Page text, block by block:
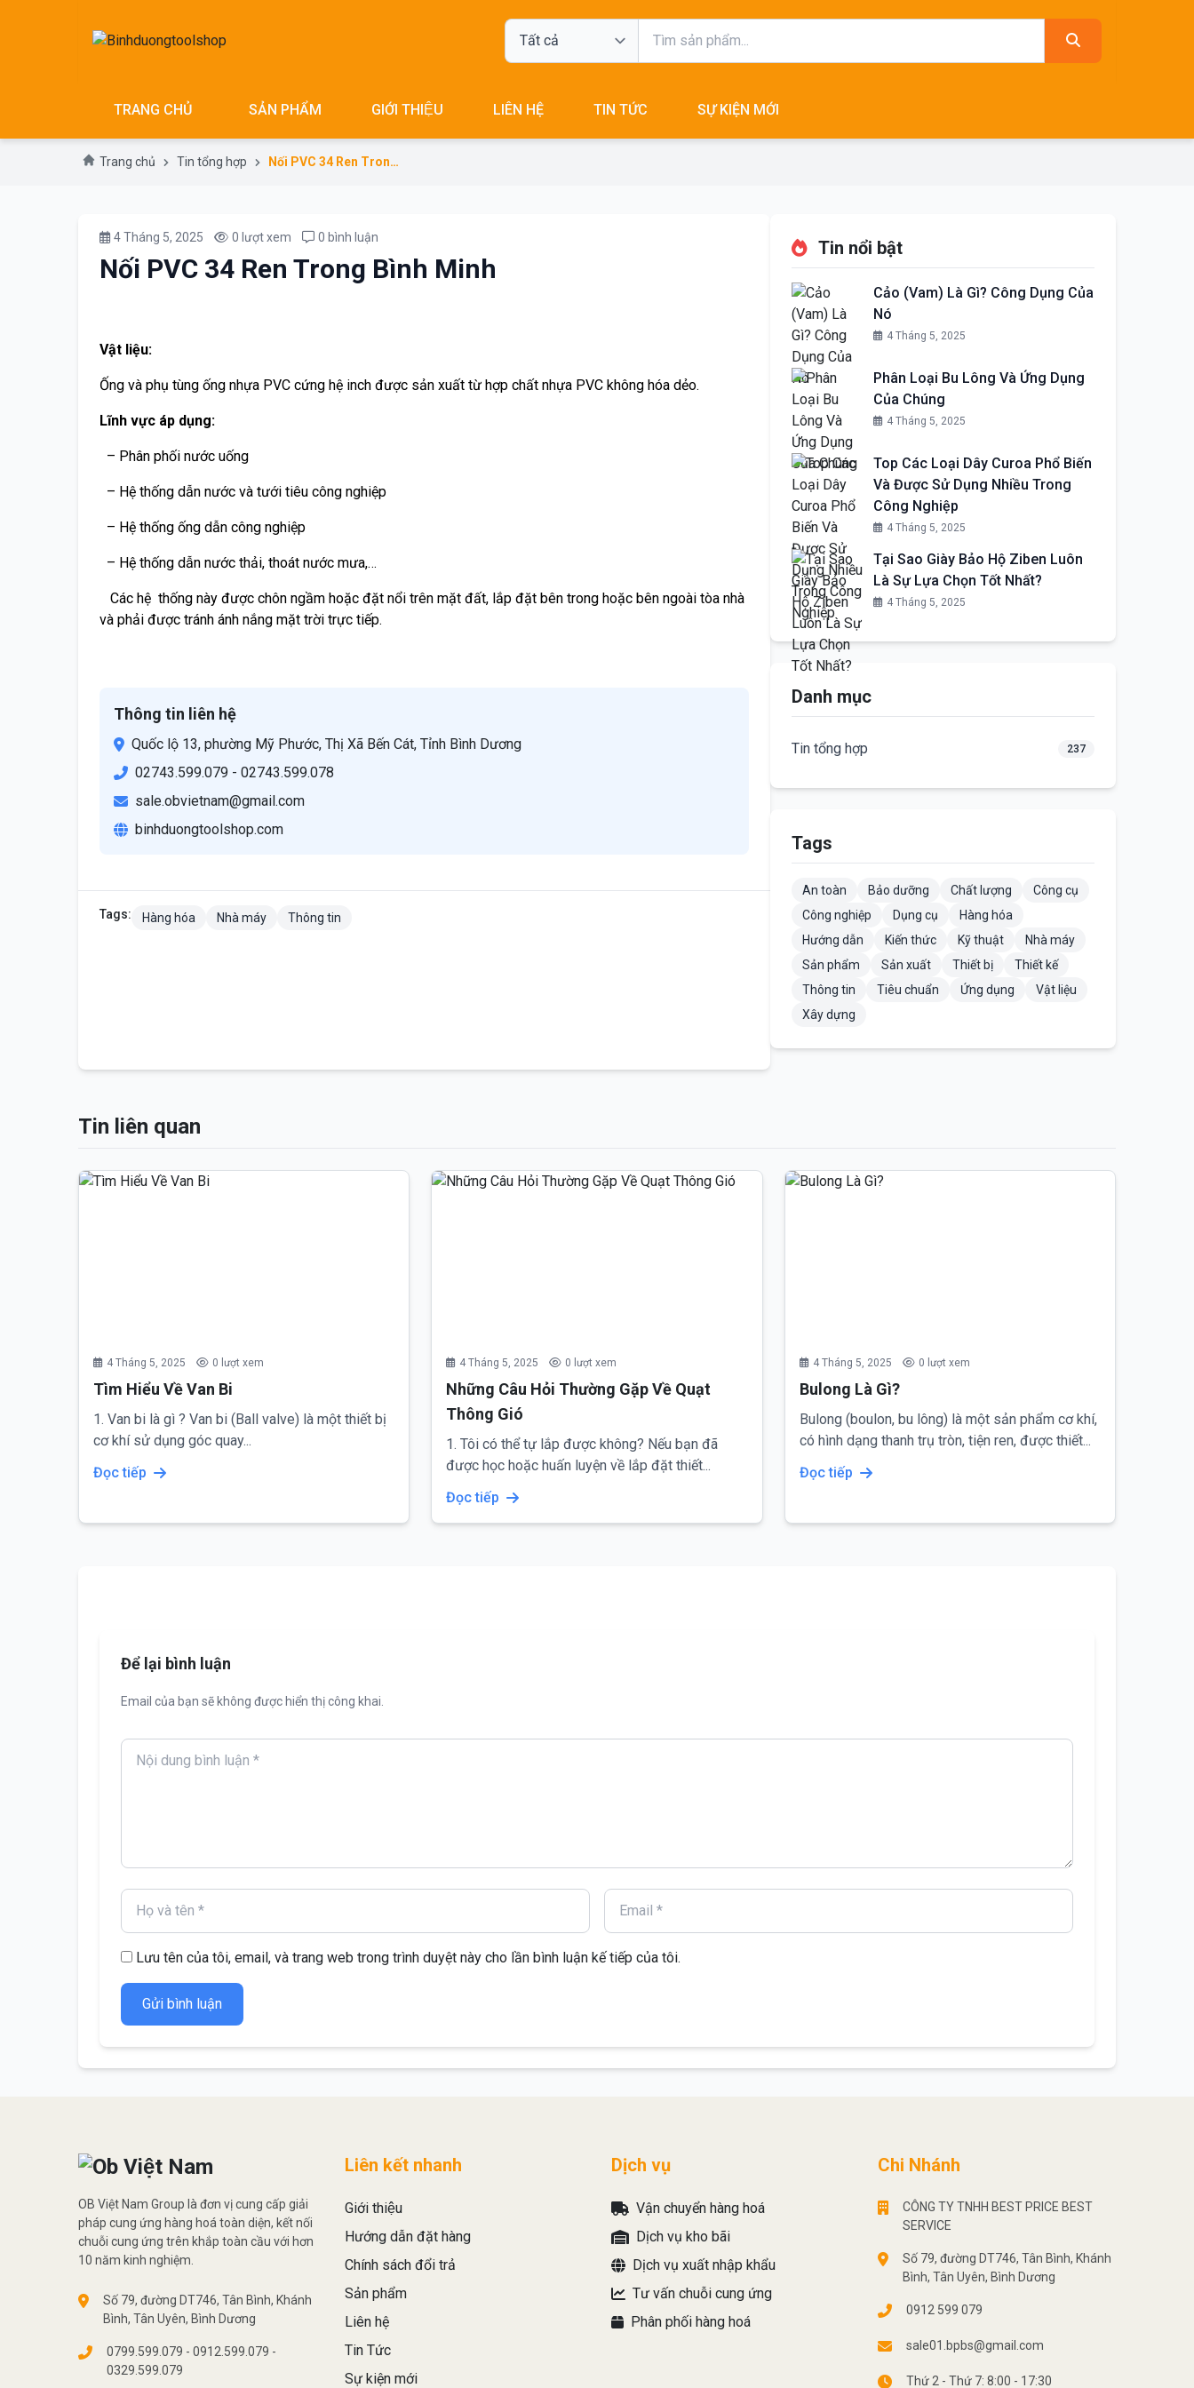
TRANG CHỦ SẢN PHẨM GIỚI THIỆU LIÊN HỆ TIN TỨC SỰ KIỆN MỚI
Trang chủ Tin tổng hợp Nối PVC 34 Ren Trong Bình Minh
4 Tháng 5, 2025 0 lượt xem 0 bình luận
Nối PVC 34 Ren Trong Bình Minh
Vật liệu:
Ống và phụ tùng ống nhựa PVC cứng hệ inch được sản xuất từ hợp chất nhựa PVC không hóa dẻo.
Lĩnh vực áp dụng:
– Phân phối nước uống
– Hệ thống dẫn nước và tưới tiêu công nghiệp
– Hệ thống ống dẫn công nghiệp
– Hệ thống dẫn nước thải, thoát nước mưa,…
Các hệ thống này được chôn ngầm hoặc đặt nổi trên mặt đất, lắp đặt bên trong hoặc bên ngoài tòa nhà
và phải được tránh ánh nắng mặt trời trực tiếp.
Thông tin liên hệ
Quốc lộ 13, phường Mỹ Phước, Thị Xã Bến Cát, Tỉnh Bình Dương
02743.599.079 - 02743.599.078
sale.obvietnam@gmail.com
binhduongtoolshop.com
Tags: Hàng hóa Nhà máy Thông tin
Tin nổi bật
Cảo (Vam) Là Gì? Công Dụng Của
Nó
4 Tháng 5, 2025
Phân Loại Bu Lông Và Ứng Dụng
Của Chúng
4 Tháng 5, 2025
Top Các Loại Dây Curoa Phổ Biến
Và Được Sử Dụng Nhiều Trong
Công Nghiệp
4 Tháng 5, 2025
Tại Sao Giày Bảo Hộ Ziben Luôn
Là Sự Lựa Chọn Tốt Nhất?
4 Tháng 5, 2025
Danh mục
Tin tổng hợp 237
Tags
An toàn Bảo dưỡng Chất lượng
Công cụ
Công nghiệp
Dụng cụ
Hàng hóa
Hướng dẫn
Kiến thức Kỹ thuật
Nhà máy
Sản phẩm
Sản xuất Thiết bị
Thiết kế
Thông tin
Tiêu chuẩn Ứng dụng
Vật liệu
Xây dựng
Tin liên quan
4 Tháng 5, 2025 0 lượt xem
Tìm Hiểu Về Van Bi
1. Van bi là gì ? Van bi (Ball valve) là một thiết bị
cơ khí sử dụng góc quay...
Đọc tiếp
4 Tháng 5, 2025 0 lượt xem
Những Câu Hỏi Thường Gặp Về Quạt
Thông Gió
1. Tôi có thể tự lắp được không? Nếu bạn đã
được học hoặc huấn luyện về lắp đặt thiết...
Đọc tiếp
4 Tháng 5, 2025 0 lượt xem
Bulong Là Gì?
Bulong (boulon, bu lông) là một sản phẩm cơ khí,
có hình dạng thanh trụ tròn, tiện ren, được thiết...
Đọc tiếp
Để lại bình luận
Email của bạn sẽ không được hiển thị công khai.
Lưu tên của tôi, email, và trang web trong trình duyệt này cho lần bình luận kế tiếp của tôi.
Gửi bình luận
OB Việt Nam Group là đơn vị cung cấp giải
pháp cung ứng hàng hoá toàn diện, kết nối
chuỗi cung ứng trên khắp toàn cầu với hơn
10 năm kinh nghiệm.
Số 79, đường DT746, Tân Bình, Khánh
Bình, Tân Uyên, Bình Dương
0799.599.079 - 0912.599.079 -
0329.599.079
Liên kết nhanh
Giới thiệu
Hướng dẫn đặt hàng
Chính sách đổi trả
Sản phẩm
Liên hệ
Tin Tức
Sự kiện mới
Dịch vụ
Vận chuyển hàng hoá
Dịch vụ kho bãi
Dịch vụ xuất nhập khẩu
Tư vấn chuỗi cung ứng
Phân phối hàng hoá
Chi Nhánh
CÔNG TY TNHH BEST PRICE BEST
SERVICE
Số 79, đường DT746, Tân Bình, Khánh
Bình, Tân Uyên, Bình Dương
0912 599 079
sale01.bpbs@gmail.com
Thứ 2 - Thứ 7: 8:00 - 17:30